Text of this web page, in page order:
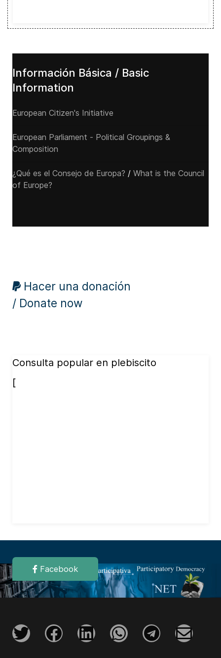
Información Básica / Basic
Information
European Citizen's Initiative
European Parliament - Political Groupings &
Composition
¿Qué es el Consejo de Europa? / What is the Council
of Europe?
Hacer una donación
/ Donate now
Consulta popular en plebiscito
[
Facebook